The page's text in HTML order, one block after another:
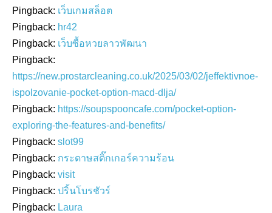
Pingback: เว็บเกมสล็อต
Pingback: hr42
Pingback: เว็บซื้อหวยลาวพัฒนา
Pingback:
https://new.prostarcleaning.co.uk/2025/03/02/jeffektivnoe-
ispolzovanie-pocket-option-macd-dlja/
Pingback: https://soupspooncafe.com/pocket-option-
exploring-the-features-and-benefits/
Pingback: slot99
Pingback: กระดาษสติ๊กเกอร์ความร้อน
Pingback: visit
Pingback: ปริ้นโบรชัวร์
Pingback: Laura